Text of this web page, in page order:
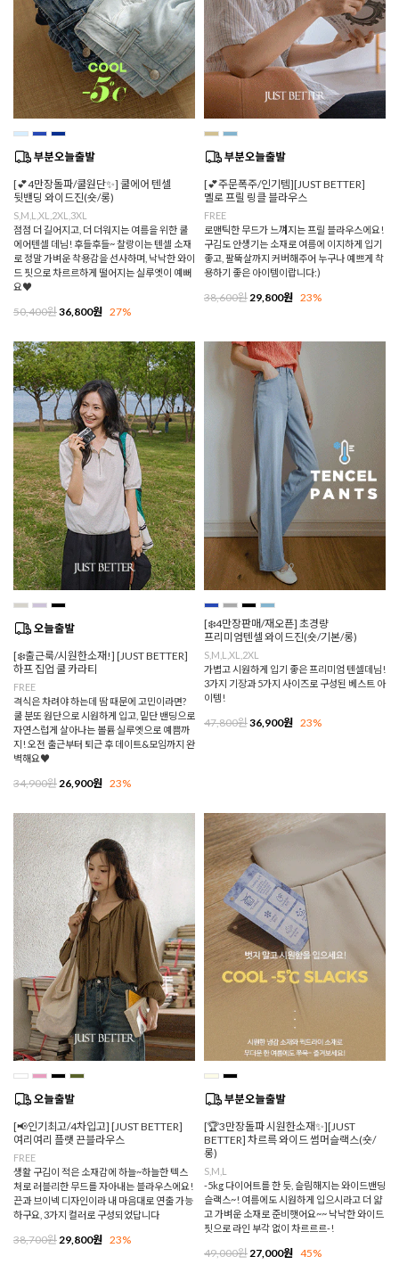
[💕4만장돌파/쿨원단✨] 쿨에어 텐셀
뒷밴딩 와이드진(숏/롱)
S,M,L,XL,2XL,3XL
점점 더 길어지고, 더 더워지는 여름을 위한 쿨
에어텐셀 데님! 후들후들~ 찰랑이는 텐셀 소재
로 정말 가벼운 착용감을 선사하며, 낙낙한 와이
드 핏으로 차르르하게 떨어지는 실루엣이 예뻐
요♥
50,400원36,800원 27%
[💕주문폭주/인기템][JUST BETTER]
멜로 프릴 링클 블라우스
FREE
로맨틱한 무드가 느껴지는 프릴 블라우스에요!
구김도 안생기는 소재로 여름에 이지하게 입기
좋고, 팔뚝살까지 커버해주어 누구나 예쁘게 착
용하기 좋은 아이템이랍니다:)
38,600원 29,800원 23%
[❄️출근룩/시원한소재!] [JUST BETTER]
하프 집업 쿨 카라티
FREE
격식은 차려야 하는데 땀 때문에 고민이라면?
쿨 분또 원단으로 시원하게 입고, 밑단 밴딩으로
자연스럽게 살아나는 볼륨 실루엣으로 예쁨까
지! 오전 출근부터 퇴근 후 데이트&모임까지 완
벽해요♥
34,900원 26,900원 23%
[❄️4만장판매/재오픈] 초경량
프리미엄텐셀 와이드진(숏/기본/롱)
S,M,L,XL,2XL
가볍고 시원하게 입기 좋은 프리미엄 텐셀데님!
3가지 기장과 5가지 사이즈로 구성된 베스트 아
이템!
47,800원36,900원 23%
[📢인기최고/4차입고] [JUST BETTER]
여리여리 플랫 끈블라우스
FREE
생활 구김이 적은 소재감에 하늘~하늘한 텍스
처로 러블리한 무드를 자아내는 블라우스에요!
끈과 브이넥 디자인이라 내 마음대로 연출 가능
하구요, 3가지 컬러로 구성되었답니다
38,700원29,800원 23%
[🏆3만장돌파 시원한소재✨][JUST
BETTER] 차르륵 와이드 썸머슬랙스(숏/
롱)
S,M,L
-5kg 다이어트를 한 듯, 슬림해지는 와이드밴딩
슬랙스~! 여름에도 시원하게 입으시라고 더 얇
고 가벼운 소재로 준비햇어요~~ 낙낙한 와이드
핏으로 라인 부각 없이 차르르르-!
49,000원27,000원 45%